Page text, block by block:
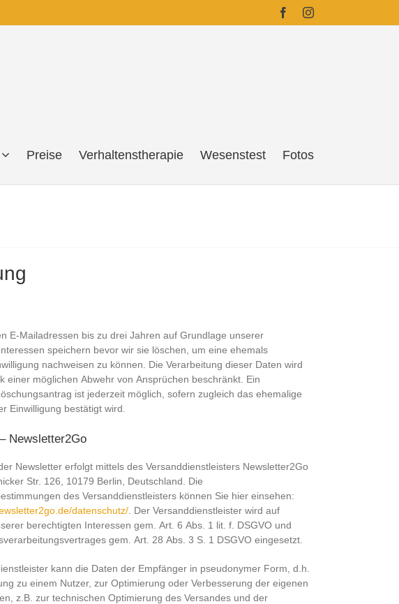
FacebookInstagram
Preise Verhaltenstherapie Wesenstest Fotos
E-Mailadressen bis zu drei Jahren auf Grundlage unserer
speichern bevor wir sie löschen, um eine ehemals
nachweisen zu können. Die Verarbeitung dieser Daten wird
einer möglichen Abwehr von Ansprüchen beschränkt. Ein
ist jederzeit möglich, sofern zugleich das ehemalige
Einwilligung bestätigt wird.
Newsletter2Go
Newsletter erfolgt mittels des Versanddienstleisters Newsletter2Go
Str. 126, 10179 Berlin, Deutschland. Die
des Versanddienstleisters können Sie hier einsehen:
datenschutz/ . Der Versanddienstleister wird auf
berechtigten Interessen gem. Art. 6 Abs. 1 lit. f. DSGVO und
gem. Art. 28 Abs. 3 S. 1 DSGVO eingesetzt.
kann die Daten der Empfänger in pseudonymer Form, d.h.
zu einem Nutzer, zur Optimierung oder Verbesserung der eigenen
z.B. zur technischen Optimierung des Versandes und der